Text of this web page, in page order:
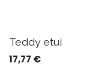
Teddy etui
17,77 €